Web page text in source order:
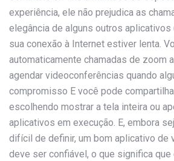
experiência, ele não prejudica as
elegância de alguns outros aplicativos
sua conexão à Internet estiver lenta.
automaticamente chamadas de zoom
agendar videoconferências quando
compromisso E você pode
escolhendo mostrar a tela inteira ou
aplicativos em execução. E, embora
difícil de definir, um bom aplicativo de
deve ser confiável, o que significa